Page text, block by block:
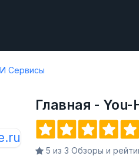
Сервисы
Главная - You-
5 из 3 Обзоры и